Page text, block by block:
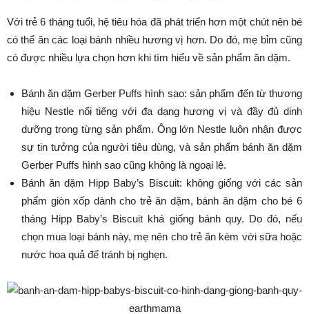
Với trẻ 6 tháng tuổi, hệ tiêu hóa đã phát triển hơn một chút nên bé
có thể ăn các loại bánh nhiều hương vị hơn. Do đó, mẹ bỉm cũng
có được nhiều lựa chọn hơn khi tìm hiểu về sản phẩm ăn dặm.
Bánh ăn dặm Gerber Puffs hình sao: sản phẩm đến từ thương
hiệu Nestle nổi tiếng với đa dạng hương vị và đầy đủ dinh
dưỡng trong từng sản phẩm. Ông lớn Nestle luôn nhận được
sự tin tưởng của người tiêu dùng, và sản phẩm bánh ăn dặm
Gerber Puffs hình sao cũng không là ngoại lệ.
Bánh ăn dặm Hipp Baby’s Biscuit: không giống với các sản
phẩm giòn xốp dành cho trẻ ăn dặm, bánh ăn dặm cho bé 6
tháng Hipp Baby’s Biscuit khá giống bánh quy. Do đó, nếu
chọn mua loại bánh này, mẹ nên cho trẻ ăn kèm với sữa hoặc
nước hoa quả để tránh bị nghẹn.